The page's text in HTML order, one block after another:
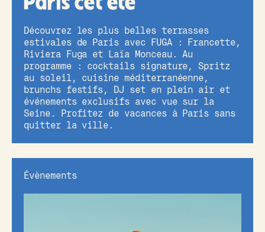
Découvrez les plus belles terrasses
estivales de Paris avec FUGA : Francette,
Riviera Fuga et Laïa Monceau. Au
programme : cocktails signature, Spritz
au soleil, cuisine méditerranéenne,
brunchs festifs, DJ set en plein air et
événements exclusifs avec vue sur la
Seine. Profitez de vacances à Paris sans
quitter la ville.
Évènements